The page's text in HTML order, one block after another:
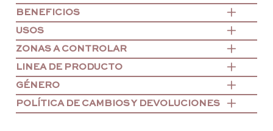
BENEFICIOS
USOS
ZONAS A CONTROLAR
LINEA DE PRODUCTO
GÉNERO
POLÍTICA DE CAMBIOS Y DEVOLUCIONES